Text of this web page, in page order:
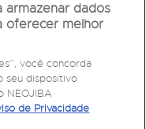
armazenar dados
oferecer melhor
você concorda
seu dispositivo
NEOJIBA
de Privacidade